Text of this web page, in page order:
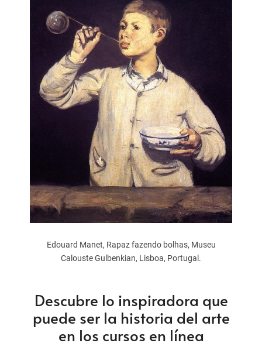
Edouard Manet, Rapaz fazendo bolhas, Museu
Calouste Gulbenkian, Lisboa, Portugal.
Descubre lo inspiradora que
puede ser la historia del arte
en los cursos en línea